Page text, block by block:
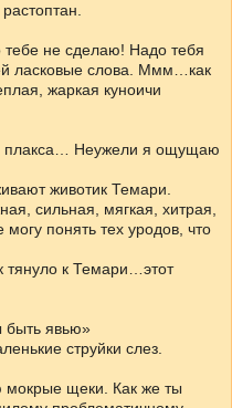
не сделаю! Надо тебя
ласковые слова. Ммм…как
жаркая куноичи
, плакса… Неужели я ощущаю
животик Темари.
сильная, мягкая, хитрая,
понять тех уродов, что
тянуло к Темари…этот
быть явью»
струйки слез.
щеки. Как же ты